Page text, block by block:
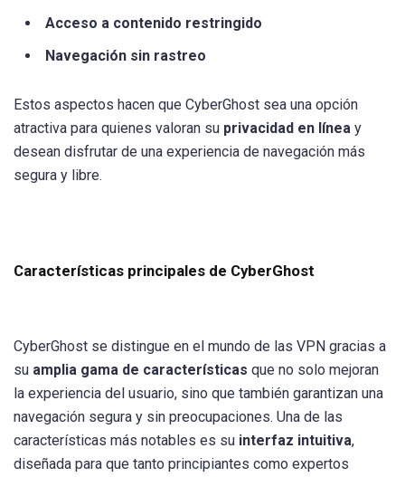
Acceso a contenido restringido
Navegación sin rastreo
Estos aspectos hacen que CyberGhost sea una opción
atractiva para quienes valoran su privacidad en línea y
desean disfrutar de una experiencia de navegación más
segura y libre.
Características principales de CyberGhost
CyberGhost se distingue en el mundo de las VPN gracias a
su amplia gama de características que no solo mejoran
la experiencia del usuario, sino que también garantizan una
navegación segura y sin preocupaciones. Una de las
características más notables es su interfaz intuitiva,
diseñada para que tanto principiantes como expertos